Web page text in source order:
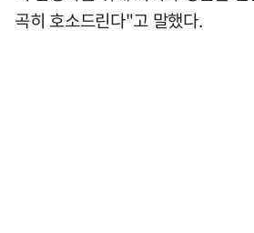
곡히 호소드린다"고 말했다.